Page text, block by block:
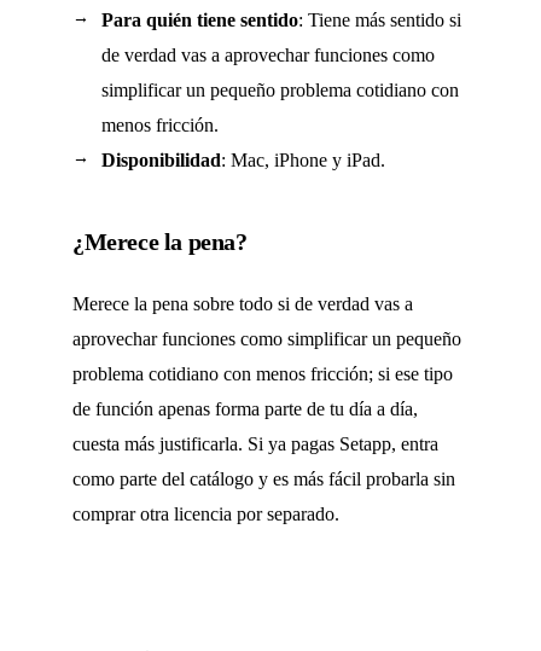
Para quién tiene sentido: Tiene más sentido si
de verdad vas a aprovechar funciones como
simplificar un pequeño problema cotidiano con
menos fricción.
Disponibilidad: Mac, iPhone y iPad.
¿Merece la pena?
Merece la pena sobre todo si de verdad vas a
aprovechar funciones como simplificar un pequeño
problema cotidiano con menos fricción; si ese tipo
de función apenas forma parte de tu día a día,
cuesta más justificarla. Si ya pagas Setapp, entra
como parte del catálogo y es más fácil probarla sin
comprar otra licencia por separado.